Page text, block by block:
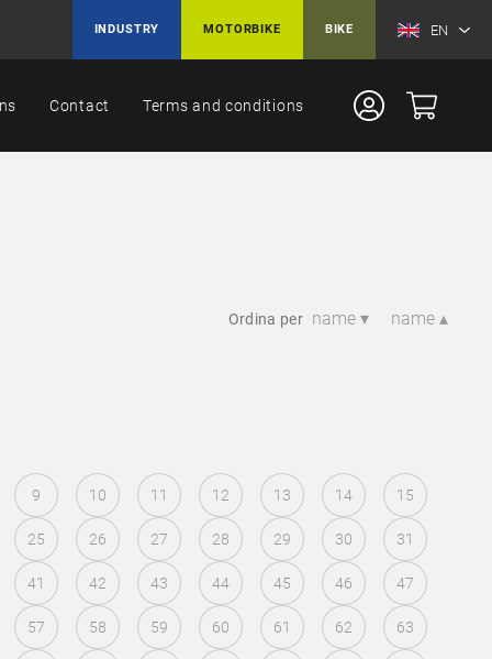
INDUSTRY MOTORBIKE BIKE EN
Contact Terms and conditions
Ordina per name ▾ name ▴
9 10 11 12 13 14 15
25 26 27 28 29 30 31
41 42 43 44 45 46 47
57 58 59 60 61 62 63